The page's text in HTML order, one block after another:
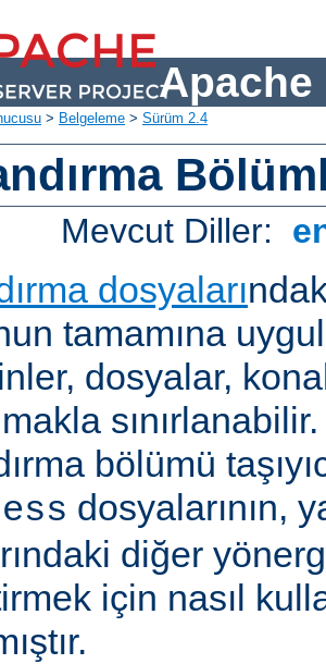
Apache
> Belgeleme > Sürüm 2.4
Mevcut Diller:
dosyaları
tamamına
dosyalar,
bölümü
dosyalarının,
diğer
için nasıl